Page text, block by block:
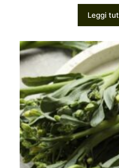
Leggi